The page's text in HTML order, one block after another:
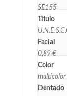
SE155
Título
Facial
0,89 €
Color
multicolor
Dentado